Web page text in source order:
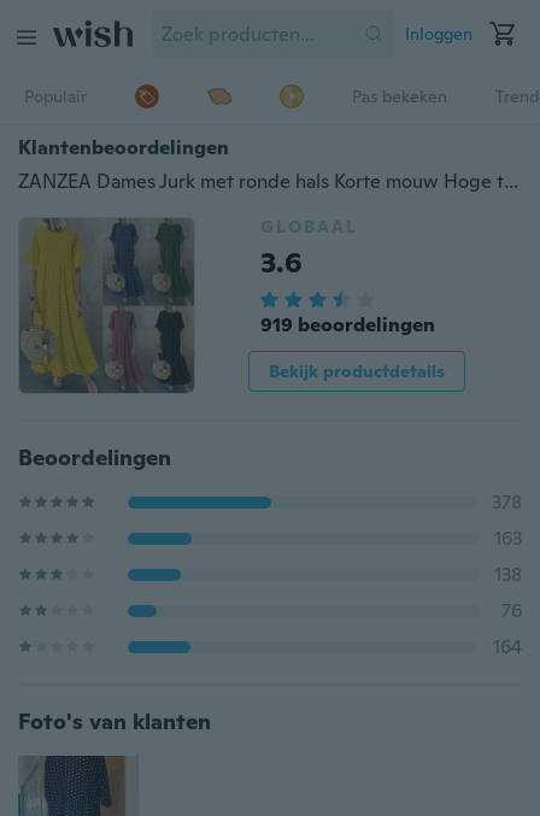
Inloggen
Populair Pas bekeken
Klantenbeoordelingen
ZANZEA Dames Jurk met ronde hals Korte mouw Hoge taille Polkadot Lange losse jurk
GLOBAAL
3.6
919 beoordelingen
Bekijk productdetails
Beoordelingen
378
163
138
76
164
Foto's van klanten